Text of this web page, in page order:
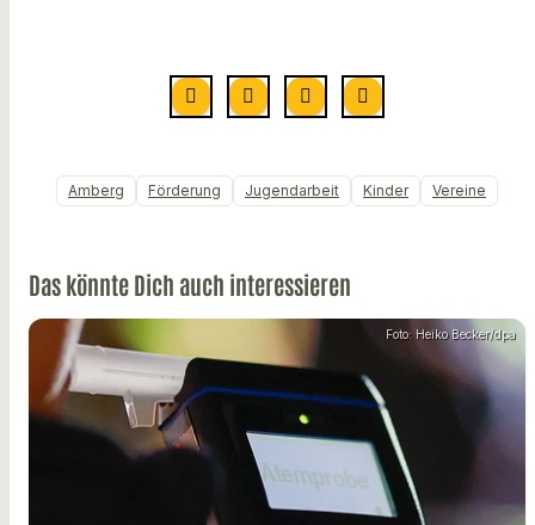
Amberg Förderung Jugendarbeit Kinder Vereine
Das könnte Dich auch interessieren
Foto: Heiko Becker/dpa